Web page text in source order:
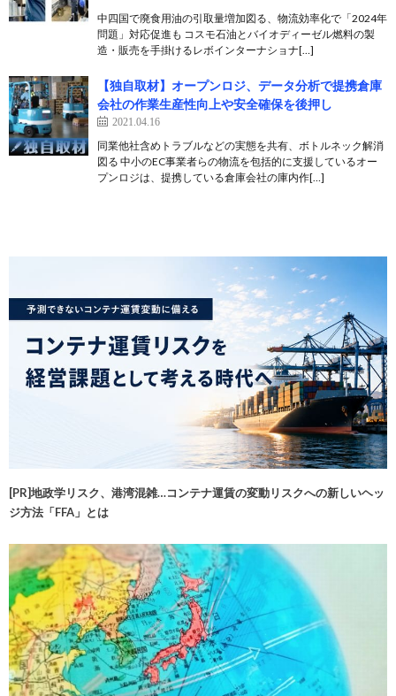
中四国で廃食用油の引取量増加図る、物流効率化で「2024年
問題」対応促進も コスモ石油とバイオディーゼル燃料の製
造・販売を手掛けるレボインターナショナ[…]
【独自取材】オープンロジ、データ分析で提携倉庫
会社の作業生産性向上や安全確保を後押し
2021.04.16
同業他社含めトラブルなどの実態を共有、ボトルネック解消
図る 中小のEC事業者らの物流を包括的に支援しているオー
プンロジは、提携している倉庫会社の庫内作[…]
[PR]地政学リスク、港湾混雑…コンテナ運賃の変動リスクへの新しいヘッ
ジ方法「FFA」とは